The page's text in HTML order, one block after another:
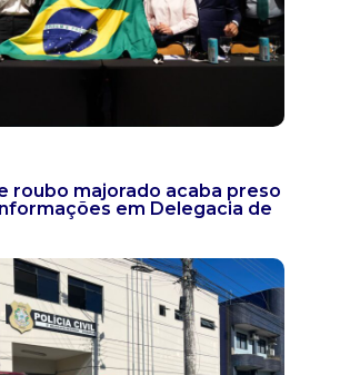
roubo majorado acaba preso
em Delegacia de